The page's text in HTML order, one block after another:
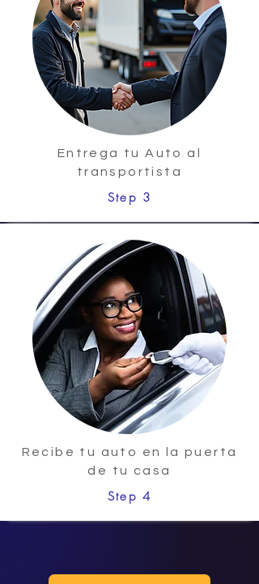
Entrega tu Auto al
transportista
Step 3
Recibe tu auto en la puerta
de tu casa
Step 4